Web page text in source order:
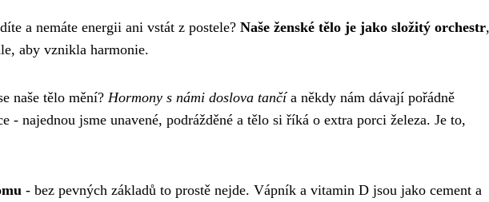
a nemáte energii ani vstát z postele? Naše ženské tělo je jako složitý orchestr,
aby vznikla harmonie.
naše tělo mění? Hormony s námi doslova tančía někdy nám dávají pořádně
- najednou jsme unavené, podrážděné a tělo si říká o extra porci železa. Je to,
- bez pevných základů to prostě nejde. Vápník a vitamin D jsou jako cement a